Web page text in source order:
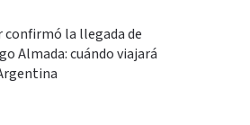
confirmó la llegada de
Almada: cuándo viajará